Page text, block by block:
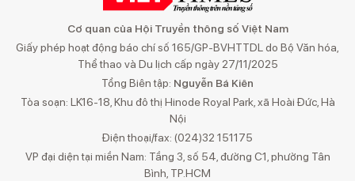
Cơ quan của Hội Truyền thông số Việt Nam
Giấy phép hoạt động báo chí số 165/GP-BVHTTDL do Bộ Văn hóa,
Thể thao và Du lịch cấp ngày 27/11/2025
Tổng Biên tập: Nguyễn Bá Kiên
Tòa soạn: LK16-18, Khu đô thị Hinode Royal Park, xã Hoài Đức, Hà
Nội
Điện thoại/fax: (024)32 151175
VP đại diện tại miền Nam: Tầng 3, số 54, đường C1, phường Tân
Bình, TP.HCM